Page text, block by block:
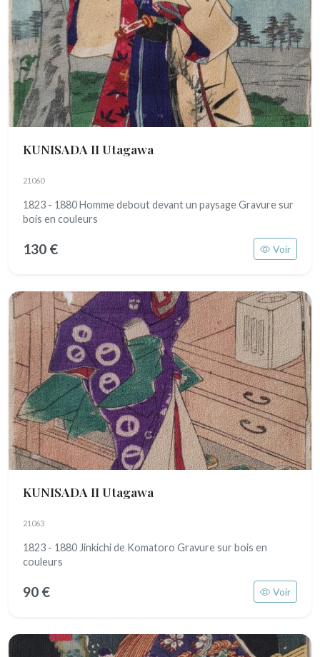
KUNISADA II Utagawa
21060
1823 - 1880 Homme debout devant un paysage Gravure sur
bois en couleurs
130 € Voir
KUNISADA II Utagawa
21063
1823 - 1880 Jinkichi de Komatoro Gravure sur bois en
couleurs
90 € Voir